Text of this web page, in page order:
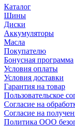
Каталог
Шины
Диски
Аккумуляторы
Масла
Покупателю
Бонусная программа
Условия оплаты
Условия доставки
Гарантия на товар
Пользовательское
Согласие на
Согласие на
Политика ООО